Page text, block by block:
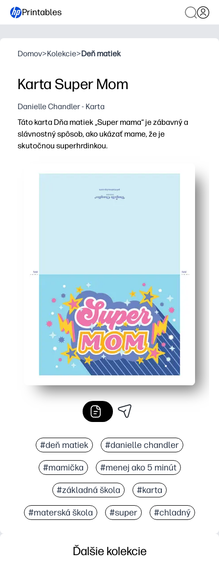
Printables
Domov>Kolekcie>Deň matiek
Karta Super Mom
Danielle Chandler - Karta
Táto karta Dňa matiek „Super mama“ je zábavný a
slávnostný spôsob, ako ukázať mame, že je
skutočnou superhrdinkou.
Odvážne umelecké diela v komickom štýle nadšujú
Ideálne pre domácnosť alebo triedu - môžete ľahko
#deň matiek #danielle chandler
#mamička #menej ako 5 minút
#základná škola #karta
#materská škola #super #chladný
Ďalšie kolekcie